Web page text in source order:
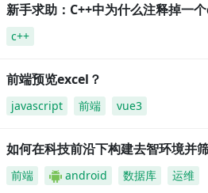
新手求助：C++中为什么注释掉一
c++
前端预览excel？
javascript 前端 vue3
如何在科技前沿下构建去智环境并
前端 android 数据库 运维